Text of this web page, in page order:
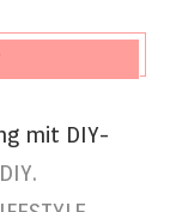
mit DIY-